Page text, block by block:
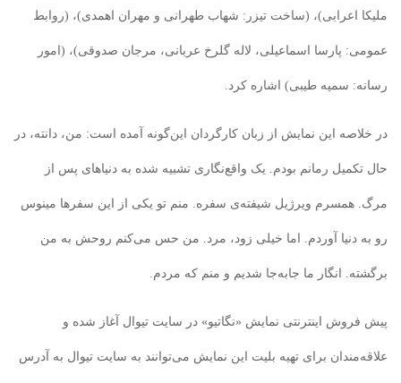
ملیکا اعرابی)، (ساخت تیزر: شهاب طهرانی و مهران اهمدی)، (روابط
عمومی: پارسا اسماعیلی، لاله گلرخ عربانی، مرجان صدوقی)، (امور
رسانه: سمیه طیبی) اشاره کرد.
در خلاصه این نمایش از زبان کارگردان این‌گونه آمده است: من، دانته، در
حال تکمیل رمانم بودم. یک واقع‌نگاری تشبیه شده به دنیاهای پس از
مرگ. همسرم ویرژیل شیفته‌ی سفره. منم تو یکی از این سفرها مینوس
رو به دنیا آوردم. اما خیلی زود، مرد. من حس می‌کنم روحش به من
برگشته. انگار ما جابه‌جا شدیم و منم که مردم.
پیش فروش اینترنتی نمایش «نگاتیو» در سایت تیوال آغاز شده و
علاقه‌مندان برای تهیه بلیت این نمایش می‌توانند به سایت تیوال به آدرس